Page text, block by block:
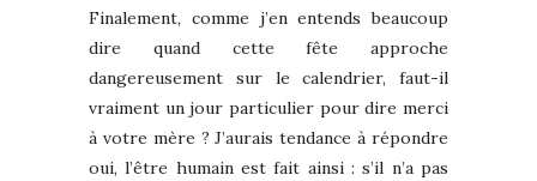
Finalement, comme j’en entends beaucoup
dire quand cette fête approche
dangereusement sur le calendrier, faut-il
vraiment un jour particulier pour dire merci
à votre mère ? J’aurais tendance à répondre
oui, l’être humain est fait ainsi : s’il n’a pas